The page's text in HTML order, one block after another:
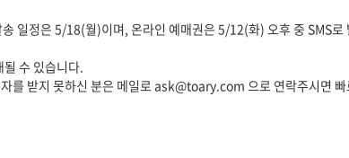
일정은 5/18(월)이며, 온라인 예매권은 5/12(화) 오후 중 SMS로
수 있습니다.
를 받지 못하신 분은 메일로 ask@toary.com 으로 연락주시면